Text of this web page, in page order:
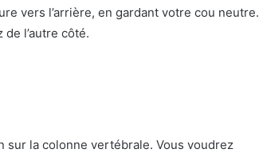
vers l’arrière, en gardant votre cou neutre.
l’autre côté.
sur la colonne vertébrale. Vous voudrez